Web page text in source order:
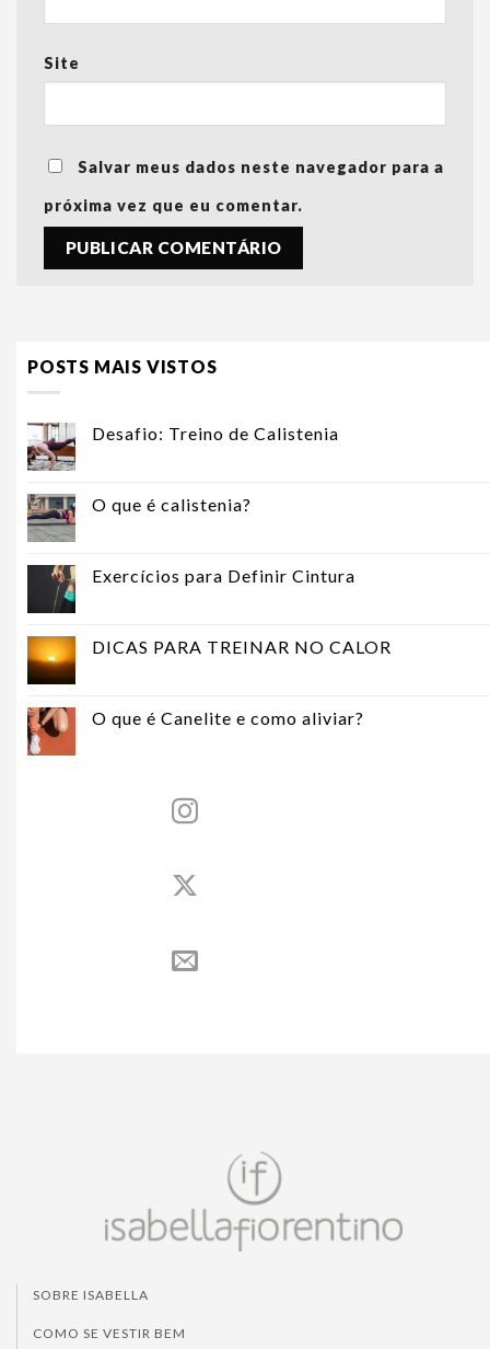
Site
Salvar meus dados neste navegador para a
próxima vez que eu comentar.
POSTS MAIS VISTOS
Desafio: Treino de Calistenia
O que é calistenia?
Exercícios para Definir Cintura
DICAS PARA TREINAR NO CALOR
O que é Canelite e como aliviar?
SOBRE ISABELLA
COMO SE VESTIR BEM